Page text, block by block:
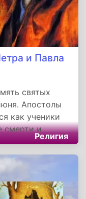
и Павла
святых
Апостолы
как ученики
смерти и
и
по всему
Петра и
епископы
апостола
Религия